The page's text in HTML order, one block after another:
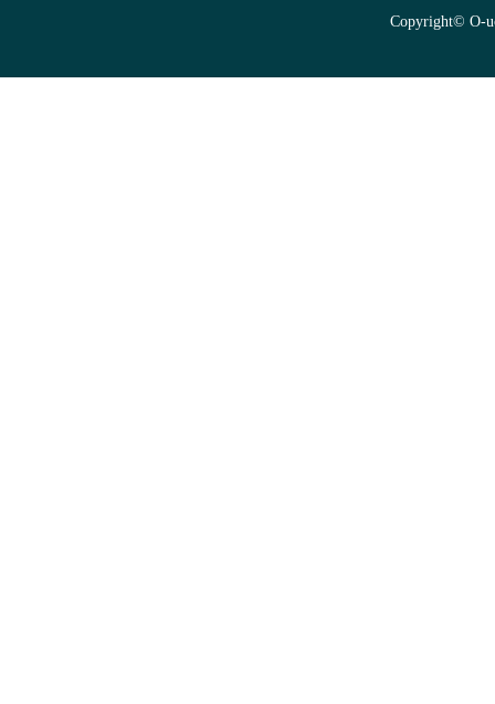
Copyright© O-